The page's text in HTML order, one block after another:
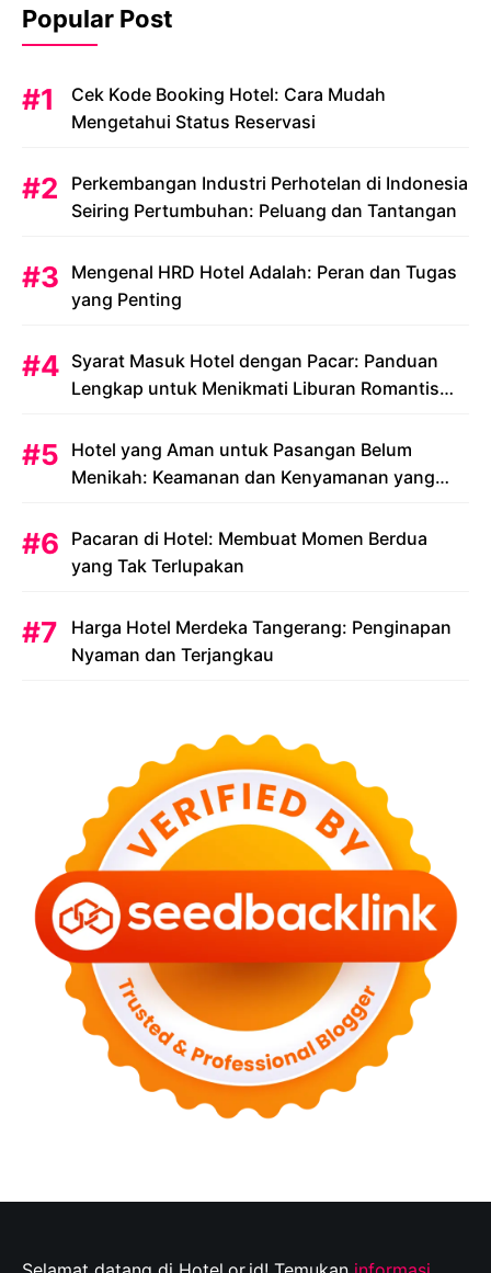
Popular Post
Cek Kode Booking Hotel: Cara Mudah
Mengetahui Status Reservasi
Perkembangan Industri Perhotelan di Indonesia
Seiring Pertumbuhan: Peluang dan Tantangan
Mengenal HRD Hotel Adalah: Peran dan Tugas
yang Penting
Syarat Masuk Hotel dengan Pacar: Panduan
Lengkap untuk Menikmati Liburan Romantis
Hotel yang Aman untuk Pasangan Belum
Menikah: Keamanan dan Kenyamanan yang
Pacaran di Hotel: Membuat Momen Berdua
yang Tak Terlupakan
Harga Hotel Merdeka Tangerang: Penginapan
Nyaman dan Terjangkau